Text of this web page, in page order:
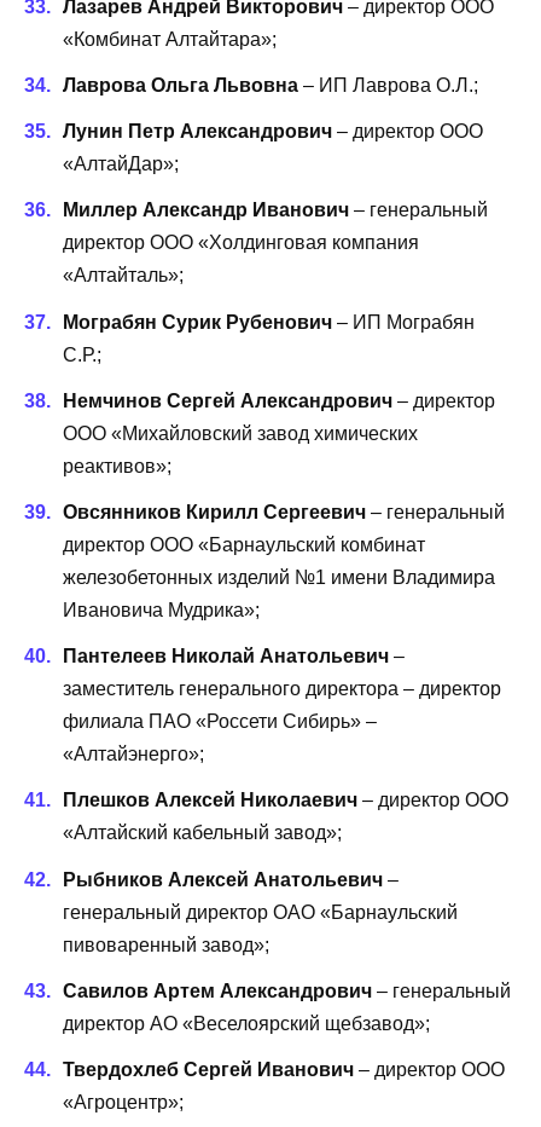
Лазарев Андрей Викторович – директор ООО
«Комбинат Алтайтара»;
Лаврова Ольга Львовна – ИП Лаврова О.Л.;
Лунин Петр Александрович – директор ООО
«АлтайДар»;
Миллер Александр Иванович – генеральный
директор ООО «Холдинговая компания
«Алтайталь»;
Мограбян Сурик Рубенович – ИП Мограбян
С.Р.;
Немчинов Сергей Александрович – директор
ООО «Михайловский завод химических
реактивов»;
Овсянников Кирилл Сергеевич – генеральный
директор ООО «Барнаульский комбинат
железобетонных изделий №1 имени Владимира
Ивановича Мудрика»;
Пантелеев Николай Анатольевич –
заместитель генерального директора – директор
филиала ПАО «Россети Сибирь» –
«Алтайэнерго»;
Плешков Алексей Николаевич – директор ООО
«Алтайский кабельный завод»;
Рыбников Алексей Анатольевич –
генеральный директор ОАО «Барнаульский
пивоваренный завод»;
Савилов Артем Александрович – генеральный
директор АО «Веселоярский щебзавод»;
Твердохлеб Сергей Иванович – директор ООО
«Агроцентр»;